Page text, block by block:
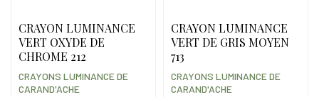
CRAYON LUMINANCE
VERT OXYDE DE
CHROME 212
CRAYONS LUMINANCE DE
CARAND'ACHE
CRAYON LUMINANCE
VERT DE GRIS MOYEN
713
CRAYONS LUMINANCE DE
CARAND'ACHE